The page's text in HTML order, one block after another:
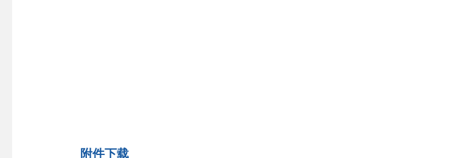
附件下载